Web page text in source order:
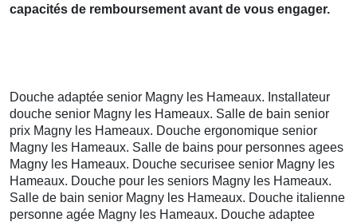
capacités de remboursement avant de vous engager.
Douche adaptée senior Magny les Hameaux. Installateur
douche senior Magny les Hameaux. Salle de bain senior
prix Magny les Hameaux. Douche ergonomique senior
Magny les Hameaux. Salle de bains pour personnes agees
Magny les Hameaux. Douche securisee senior Magny les
Hameaux. Douche pour les seniors Magny les Hameaux.
Salle de bain senior Magny les Hameaux. Douche italienne
personne agée Magny les Hameaux. Douche adaptee